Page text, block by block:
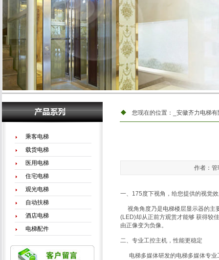
乘客电梯
载货电梯
医用电梯
住宅电梯
观光电梯
自动扶梯
酒店电梯
电梯配件
您现在的位置： _安徽齐力电梯
作者：
一、175度下视角，给您提供的视觉
视角角度乃是电梯楼层显示器的主
(LED)却从正前方观赏才能够 获得较
由正像变为负像。
二、专业工控主机，性能更稳定
电梯多媒体研发的电梯多媒体专业工